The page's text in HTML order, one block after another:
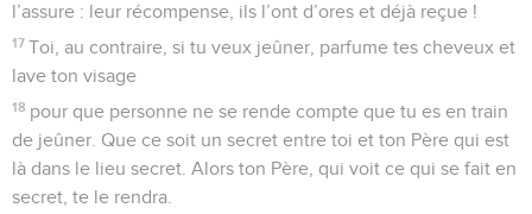
l’assure : leur récompense, ils l’ont d’ores et déjà reçue !
17 Toi, au contraire, si tu veux jeûner, parfume tes cheveux et
lave ton visage
18 pour que personne ne se rende compte que tu es en train
de jeûner. Que ce soit un secret entre toi et ton Père qui est
là dans le lieu secret. Alors ton Père, qui voit ce qui se fait en
secret, te le rendra.